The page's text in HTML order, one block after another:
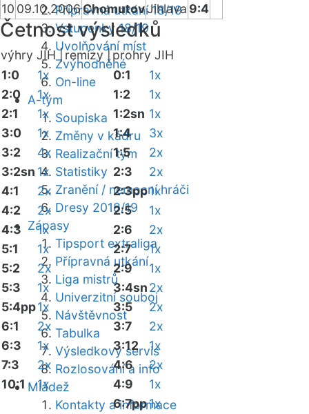
Přípravná utkání 18/19
Vstupenky 18/19
Uvolňování míst
Zvýhodněné
On-line
A-tým
Soupiska
Změny v kádru
Realizační tým
Statistiky
Zranění / nemocní hráči
Dresy 2018/19
Zápasy
Tipsport extraliga
Přípravná utkání
Liga mistrů
Univerzitní souboj
Návštěvnost
Tabulka
Výsledkový servis
Rozlosování a info
Mládež
Kontakty a informace
10 09.10.2006ChomutovJihlava 9:4
Četnost výsledků
výhry JIH | remízy |prohry JIH
1:0
1x
2:0
1x
2:1
1x
3:0
1x
3:2
4x
3:2sn 1x
4:1
2x
4:2
2x
4:3
1x
5:1
1x
5:2
2x
5:3
1x
5:4pp1x
6:1
2x
6:3
1x
7:3
2x
10:1
1x
0:1
1x
1:2
1x
1:2sn 1x
1:4
3x
1:5
2x
2:3
2x
2:3pp1x
2:5
1x
2:6
2x
2:7
1x
2:9
1x
3:4sn2x
3:5
2x
3:7
2x
3:12
1x
4:6
2x
4:9
1x
6:7pp1x